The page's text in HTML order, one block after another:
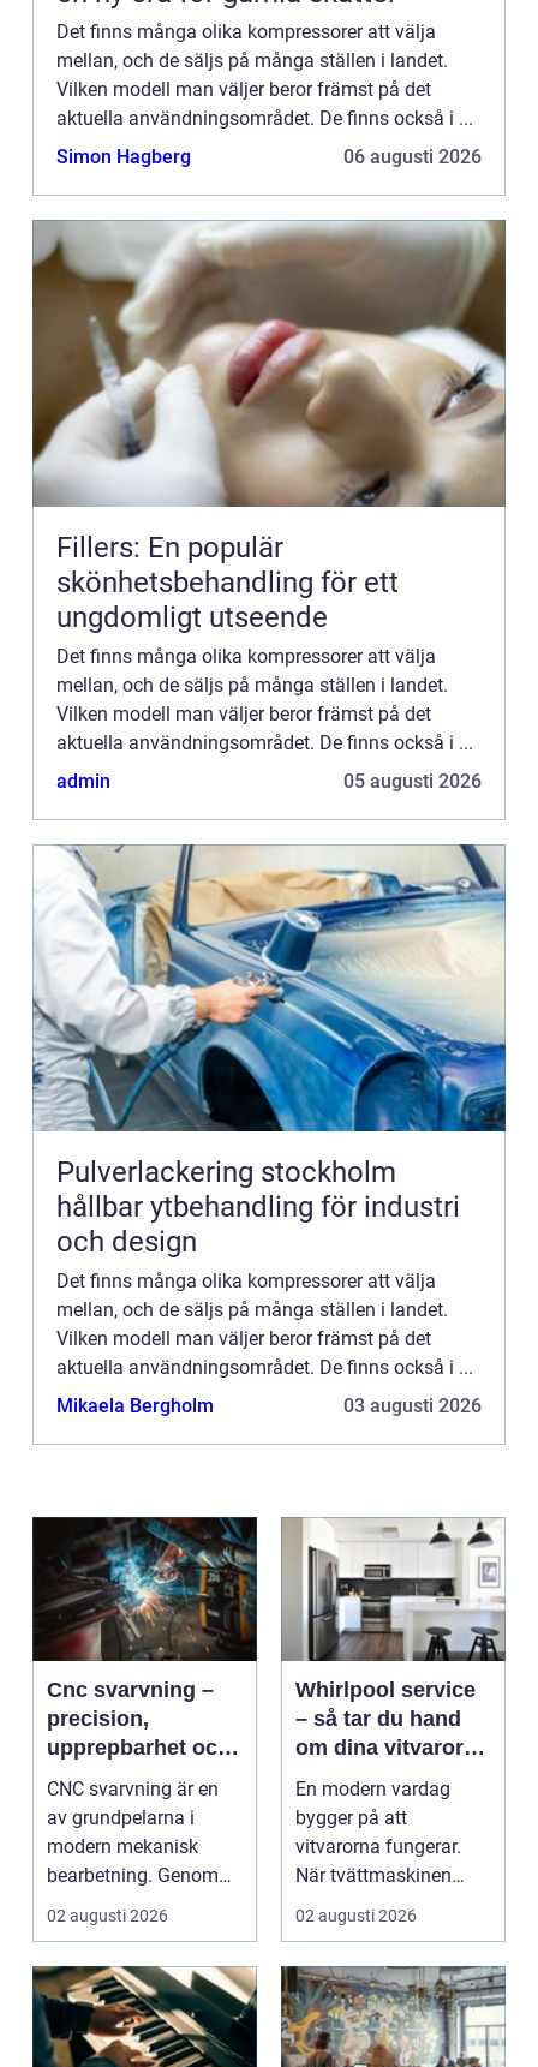
Det finns många olika kompressorer att välja
mellan, och de säljs på många ställen i landet.
Vilken modell man väljer beror främst på det
aktuella användningsområdet. De finns också i ...
Simon Hagberg
06 augusti 2026
Fillers: En populär
skönhetsbehandling för ett
ungdomligt utseende
Det finns många olika kompressorer att välja
mellan, och de säljs på många ställen i landet.
Vilken modell man väljer beror främst på det
aktuella användningsområdet. De finns också i ...
admin
05 augusti 2026
Pulverlackering stockholm
hållbar ytbehandling för industri
och design
Det finns många olika kompressorer att välja
mellan, och de säljs på många ställen i landet.
Vilken modell man väljer beror främst på det
aktuella användningsområdet. De finns också i ...
Mikaela Bergholm
03 augusti 2026
Cnc svarvning –
precision,
upprepbarhet och
smart produktion
CNC svarvning är en
av grundpelarna i
modern mekanisk
bearbetning. Genom
att kombinera
02 augusti 2026
Whirlpool service
– så tar du hand
om dina vitvaror
på rätt sätt
En modern vardag
bygger på att
vitvarorna fungerar.
När tvättmaskinen
stannar, diskm...
02 augusti 2026